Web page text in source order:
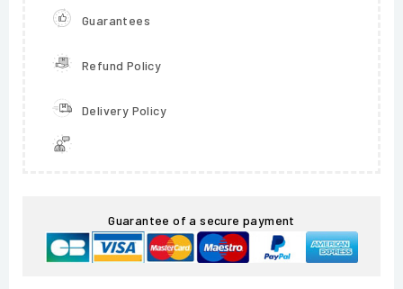
Guarantees
Refund Policy
Delivery Policy
Guarantee of a secure payment